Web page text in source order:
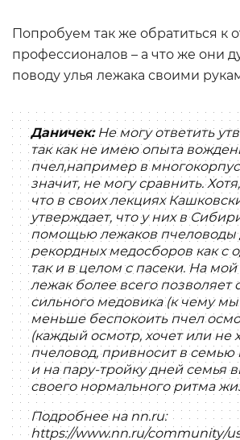
Попробуем так же обратиться к
профессионалов – а что же они
поводу улья лежака своими
Даничек:Не могу ответить
так как не имею опыта
пчел,например в
значит, не могу сравнить.
что в своих лекциях
утверждает, что у них в
помощью лежаков пчеловоды
рекордных медосборов как с
так и в целом с пасеки. На мой
лежак более всего позволяет
сильного медовика (к чему
меньше беспокоить пчел
(каждый осмотр, хочет или не
пчеловод, привносит в семью
и на пару-тройку дней семья
своего нормального ритма
Подробнее на nn.ru:
https://www.nn.ru/community/